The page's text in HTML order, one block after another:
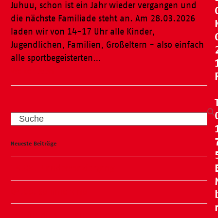
Juhuu, schon ist ein Jahr wieder vergangen und
die nächste Familiade steht an. Am 28.03.2026
laden wir von 14-17 Uhr alle Kinder,
Jugendlichen, Familien, Großeltern - also einfach
alle sportbegeisterten…
Search
Neueste Beiträge